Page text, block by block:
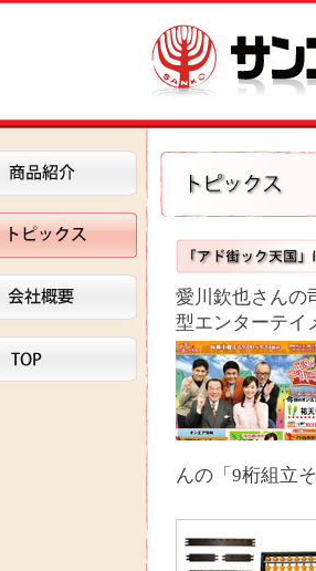
愛川欽也さんの
型エンターテイ
んの「9桁組立